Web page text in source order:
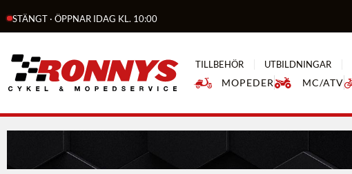
STÄNGT · ÖPPNAR IDAG KL. 10:00
TILLBEHÖR UTBILDNINGAR
MOPEDER MC/ATV